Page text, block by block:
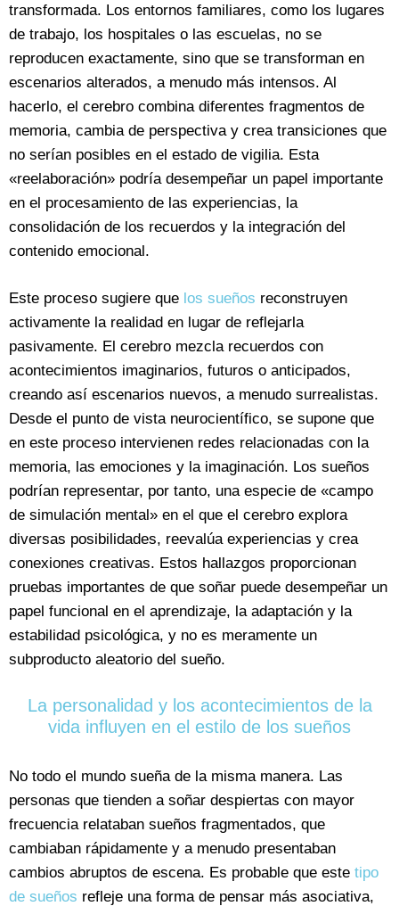
transformada. Los entornos familiares, como los lugares
de trabajo, los hospitales o las escuelas, no se
reproducen exactamente, sino que se transforman en
escenarios alterados, a menudo más intensos. Al
hacerlo, el cerebro combina diferentes fragmentos de
memoria, cambia de perspectiva y crea transiciones que
no serían posibles en el estado de vigilia. Esta
«reelaboración» podría desempeñar un papel importante
en el procesamiento de las experiencias, la
consolidación de los recuerdos y la integración del
contenido emocional.
Este proceso sugiere que los sueños reconstruyen
activamente la realidad en lugar de reflejarla
pasivamente. El cerebro mezcla recuerdos con
acontecimientos imaginarios, futuros o anticipados,
creando así escenarios nuevos, a menudo surrealistas.
Desde el punto de vista neurocientífico, se supone que
en este proceso intervienen redes relacionadas con la
memoria, las emociones y la imaginación. Los sueños
podrían representar, por tanto, una especie de «campo
de simulación mental» en el que el cerebro explora
diversas posibilidades, reevalúa experiencias y crea
conexiones creativas. Estos hallazgos proporcionan
pruebas importantes de que soñar puede desempeñar un
papel funcional en el aprendizaje, la adaptación y la
estabilidad psicológica, y no es meramente un
subproducto aleatorio del sueño.
La personalidad y los acontecimientos de la
vida influyen en el estilo de los sueños
No todo el mundo sueña de la misma manera. Las
personas que tienden a soñar despiertas con mayor
frecuencia relataban sueños fragmentados, que
cambiaban rápidamente y a menudo presentaban
cambios abruptos de escena. Es probable que este tipo
de sueños refleje una forma de pensar más asociativa,